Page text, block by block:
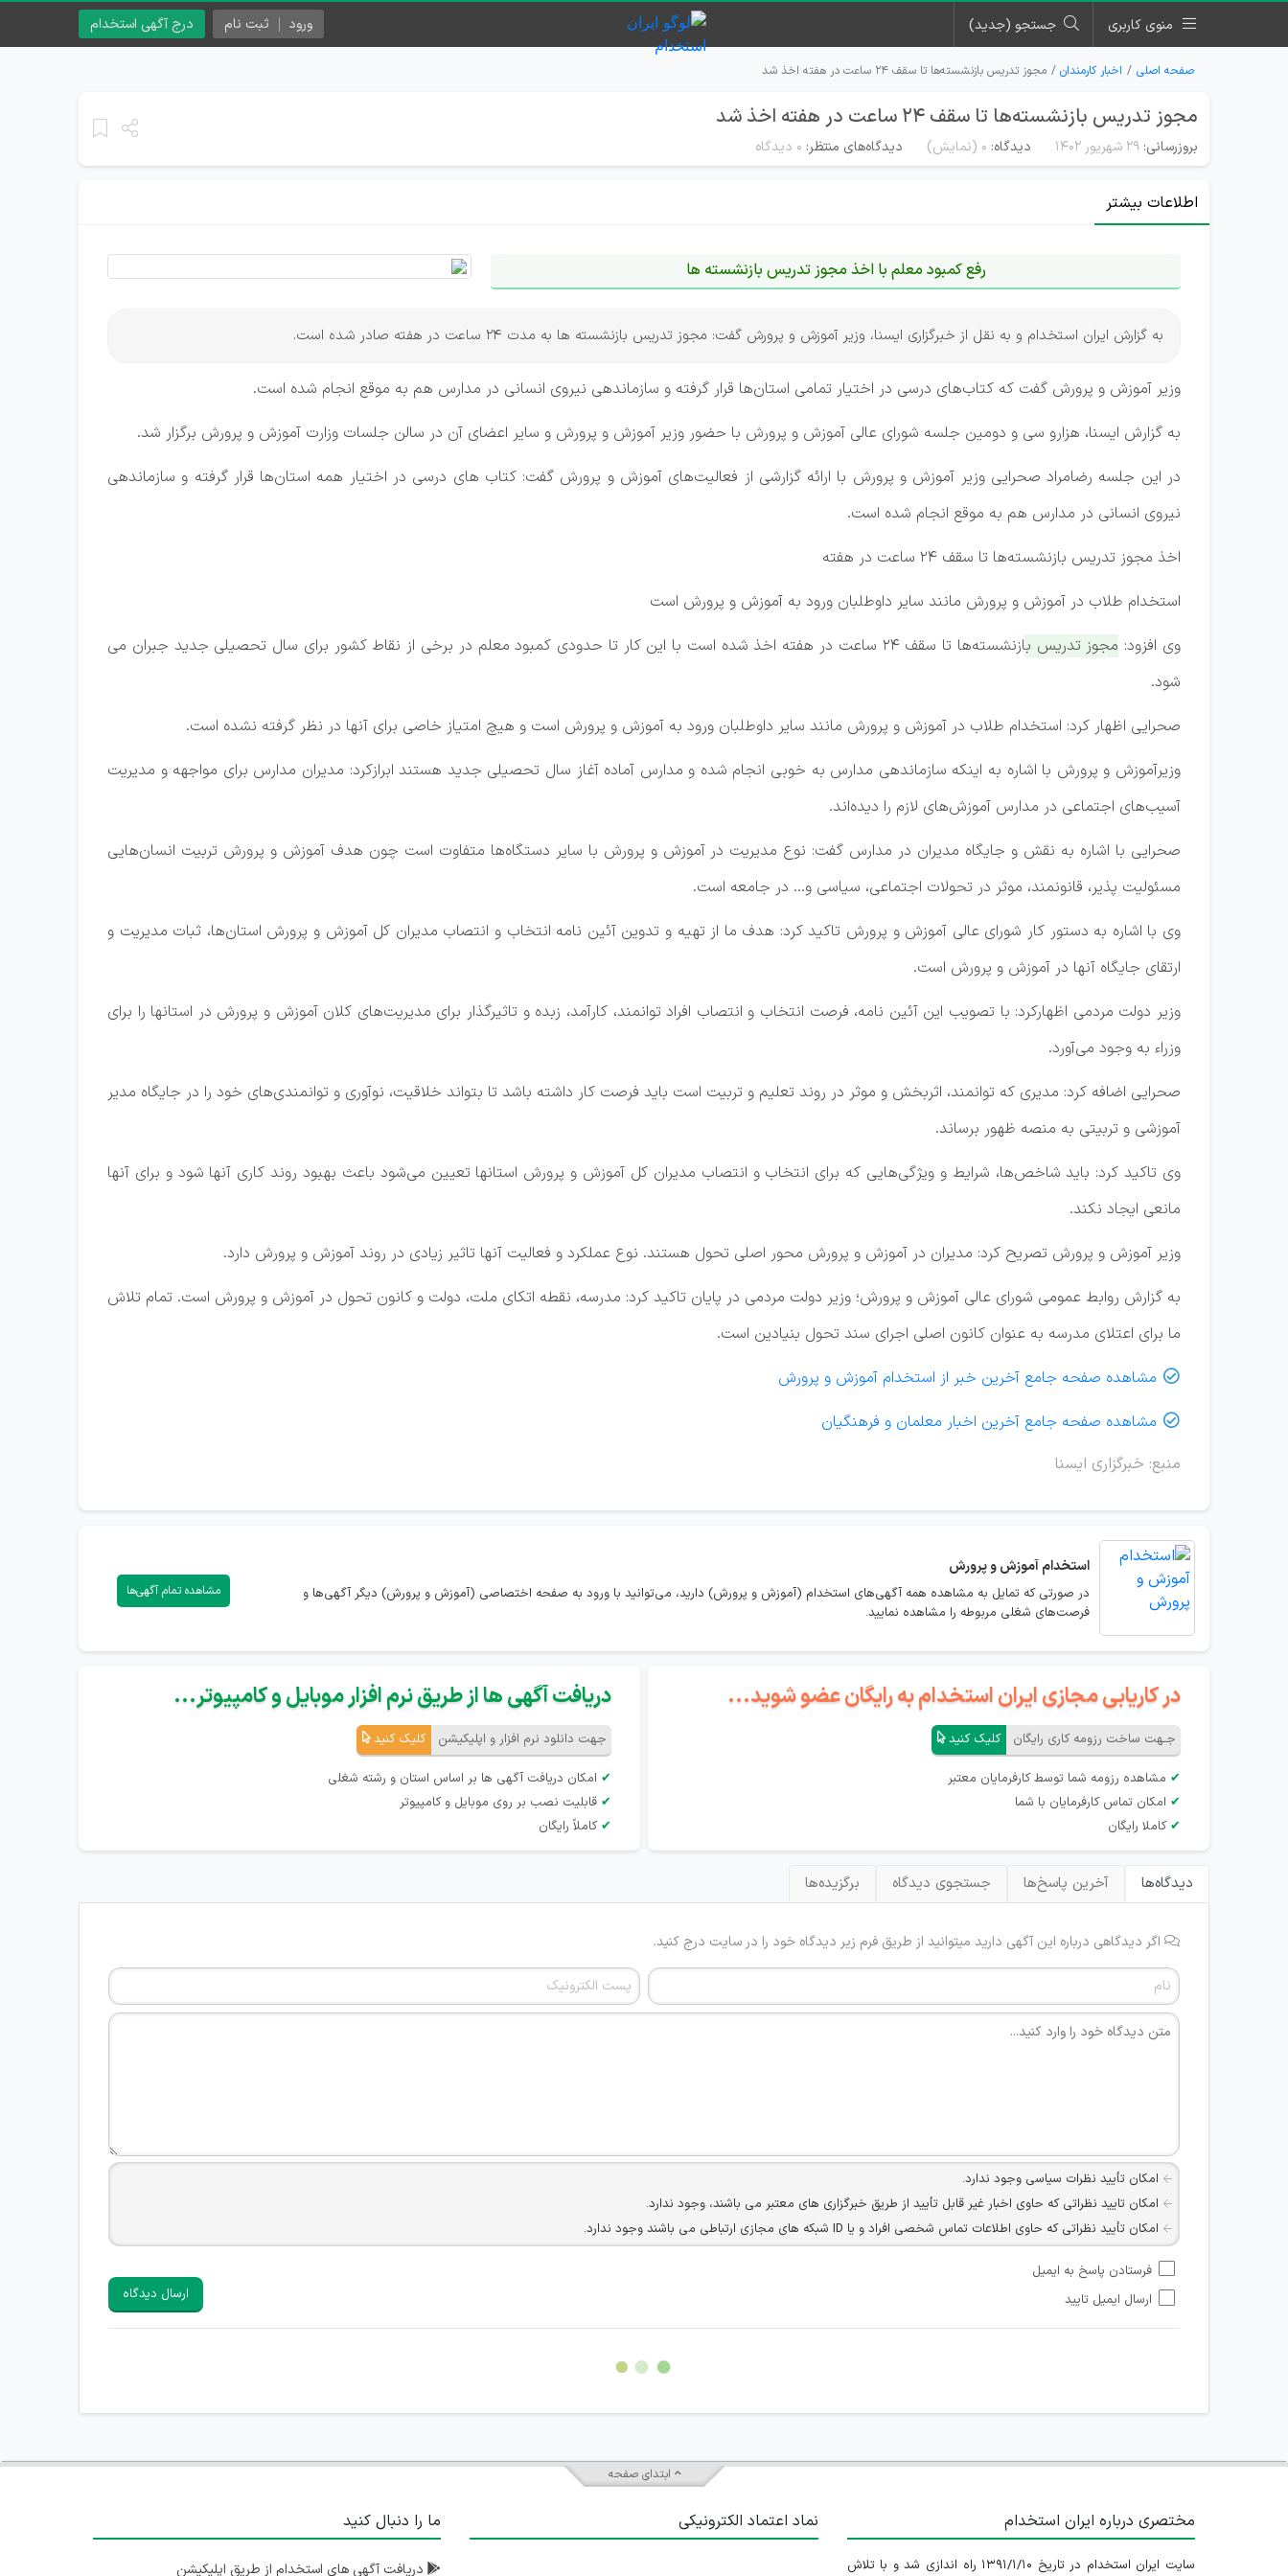
منوی کاربری جستجو (جدید) درج آگهی استخدام ورود ثبت نام
صفحه اصلی اخبار کارمندان مجوز تدریس بازنشسته‌ها تا سقف ۲۴ ساعت در هفته اخذ شد
مجوز تدریس بازنشسته‌ها تا سقف ۲۴ ساعت در هفته اخذ شد
بروزرسانی: ۲۹ شهریور ۱۴۰۲ دیدگاه: 0 (نمایش) دیدگاه‌های منتظر: ۰ دیدگاه
اطلاعات بیشتر
رفع کمبود معلم با اخذ مجوز تدریس بازنشسته ها
به گزارش ایران استخدام و به نقل از خبرگزاری ایسنا، وزیر آموزش و پرورش گفت: مجوز تدریس بازنشسته ها به مدت 24 ساعت در هفته صادر شده است.
وزیر آموزش و پرورش گفت که کتاب‌های درسی در اختیار تمامی استان‌ها قرار گرفته و سازماندهی نیروی انسانی در مدارس هم به موقع انجام شده است.
به گزارش ایسنا، هزارو سی و دومین جلسه شورای عالی آموزش و پرورش با حضور وزیر آموزش و پرورش و سایر اعضای آن در سالن جلسات وزارت آموزش و پرورش برگزار شد.
در این جلسه رضامراد صحرایی وزیر آموزش و پرورش با ارائه گزارشی از فعالیت‌های آموزش و پرورش گفت: کتاب های درسی در اختیار همه استان‌ها قرار گرفته و سازماندهی
نیروی انسانی در مدارس هم به موقع انجام شده است.
اخذ مجوز تدریس بازنشسته‌ها تا سقف ۲۴ ساعت در هفته
استخدام طلاب در آموزش و پرورش مانند سایر داوطلبان ورود به آموزش و پرورش است
وی افزود:
مجوز تدریس بازنشسته‌ها تا سقف ۲۴ ساعت در هفته اخذ شده است با این کار تا حدودی کمبود معلم در برخی از نقاط کشور برای سال تحصیلی جدید جبران می
شود.
صحرایی اظهار کرد: استخدام طلاب در آموزش و پرورش مانند سایر داوطلبان ورود به آموزش و پرورش است و هیچ امتیاز خاصی برای آنها در نظر گرفته نشده است.
وزیرآموزش و پرورش با اشاره به اینکه سازماندهی مدارس به خوبی انجام شده و مدارس آماده آغاز سال تحصیلی جدید هستند ابرازکرد: مدیران مدارس برای مواجهه و مدیریت
آسیب‌های اجتماعی در مدارس آموزش‌های لازم را دیده‌اند.
صحرایی با اشاره به نقش و جایگاه مدیران در مدارس گفت: نوع مدیریت در آموزش و پرورش با سایر دستگاه‌ها متفاوت است چون هدف آموزش و پرورش تربیت انسان‌هایی
مسئولیت پذیر، قانونمند، موثر در تحولات اجتماعی، سیاسی و... در جامعه است.
وی با اشاره به دستور کار شورای عالی آموزش و پرورش تاکید کرد: هدف ما از تهیه و تدوین آئین نامه انتخاب و انتصاب مدیران کل آموزش و پرورش استان‌ها، ثبات مدیریت و
ارتقای جایگاه آنها در آموزش و پرورش است.
وزیر دولت مردمی اظهارکرد: با تصویب این آئین نامه، فرصت انتخاب و انتصاب افراد توانمند، کارآمد، زبده و تاثیرگذار برای مدیریت‌های کلان آموزش و پرورش در استانها را برای
وزراء به وجود می‌آورد.
صحرایی اضافه کرد: مدیری که توانمند، اثربخش و موثر در روند تعلیم و تربیت است باید فرصت کار داشته باشد تا بتواند خلاقیت، نوآوری و توانمندی‌های خود را در جایگاه مدیر
آموزشی و تربیتی به منصه ظهور برساند.
وی تاکید کرد: باید شاخص‌ها، شرایط و ویژگی‌هایی که برای انتخاب و انتصاب مدیران کل آموزش و پرورش استانها تعیین می‌شود باعث بهبود روند کاری آنها شود و برای آنها
مانعی ایجاد نکند.
وزیر آموزش و پرورش تصریح کرد: مدیران در آموزش و پرورش محور اصلی تحول هستند. نوع عملکرد و فعالیت آنها تاثیر زیادی در روند آموزش و پرورش دارد.
به گزارش روابط عمومی شورای عالی آموزش و پرورش؛ وزیر دولت مردمی در پایان تاکید کرد: مدرسه، نقطه اتکای ملت، دولت و کانون تحول در آموزش و پرورش است. تمام تلاش
ما برای اعتلای مدرسه به عنوان کانون اصلی اجرای سند تحول بنیادین است.
 مشاهده صفحه جامع آخرین خبر از استخدام آموزش و پرورش
 مشاهده صفحه جامع آخرین اخبار معلمان و فرهنگیان
منبع: خبرگزاری ایسنا
استخدامآموزش و پرورش
در صورتی که تمایل به مشاهده همه آگهی‌های استخدام (آموزش و پرورش) دارید، می‌توانید با ورود به صفحه اختصاصی (آموزش و پرورش) دیگر آگهی‌ها و
فرصت‌های شغلی مربوطه را مشاهده نمایید.
مشاهده تمام آگهی‌ها
در کاریابی مجازی ایران استخدام به رایگان عضو شوید...
جـهت ساخت رزومه کاری رایگان کلیک کنید
✔ مشاهده رزومه شما توسط کارفرمایان معتبر
✔ امکان تماس کارفرمایان با شما
✔ کاملا رایگان
دریافت آگهی ها از طریق نرم افزار موبایل و کامپیوتر...
جهت دانلود نرم افزار و اپلیکیشن کلیک کنید
✔ امکان دریافت آگهی ها بر اساس استان و رشته شغلی
✔ قابلیت نصب بر روی موبایل و کامپیوتر
✔ کاملاً رایگان
دیدگاه‌ها آخرین پاسخ‌ها جستجوی دیدگاه برگزیده‌ها
اگر دیدگاهی درباره این آگهی دارید میتوانید از طریق فرم زیر دیدگاه خود را در سایت درج کنید.
امکان تأیید نظرات سیاسی وجود ندارد.
امکان تایید نظراتی که حاوی اخبار غیر قابل تأیید از طریق خبرگزاری های معتبر می باشند، وجود ندارد.
امکان تأیید نظراتی که حاوی اطلاعات تماس شخصی افراد و یا ID شبکه های مجازی ارتباطی می باشند وجود ندارد.
هرگونه تحریک، تحقیر و کنایه به سایر افراد (مسئول و غیر مسئول) غیر مجاز می باشد.
امکان هماهنگی برای هرگونه ملاقات حضوری چه به صورت دسته جمعی و چه فردی توسط کاربران سایت وجود ندارد.
فرستادن پاسخ به ایمیل
ارسال ایمیل تایید
ارسال دیدگاه
ابتدای صفحه
مختصری درباره ایران استخدام
سایت ایران استخدام در تاریخ ۱۳۹۱/۱/۱۰ راه اندازی شد و با تلاش
نماد اعتماد الکترونیکی ما را دنبال کنید
دریافت آگهی های استخدام از طریق اپلیکیشن